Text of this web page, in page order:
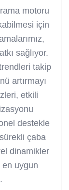
motoru
için
sağlıyor.
takip
artırmayı
etkili
destekle
çaba
dinamikler
en uygun